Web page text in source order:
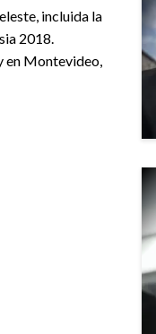
incluida la
2018.
en Montevideo,